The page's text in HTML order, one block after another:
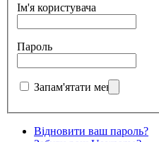
Ім'я користувача
Пароль
Запам'ятати мене
Відновити ваш пароль?